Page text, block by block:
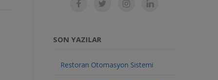
SON YAZILAR
Restoran Otomasyon Sistemi